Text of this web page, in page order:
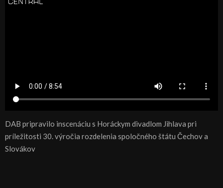
DAB pripravilo inscenáciu s Horáckym divadlom Jihlava pri
príležitosti 30. výročia rozdelenia spoločného štátu Čechov a
Slovákov